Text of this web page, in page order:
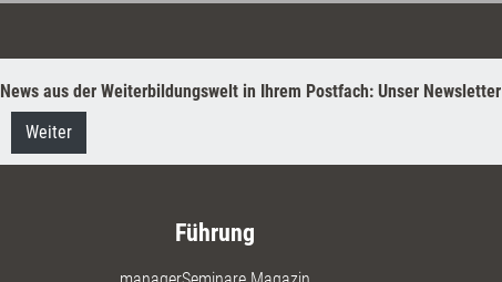
News aus der Weiterbildungswelt in Ihrem Postfach: Unser Newsletter
Weiter
Führung